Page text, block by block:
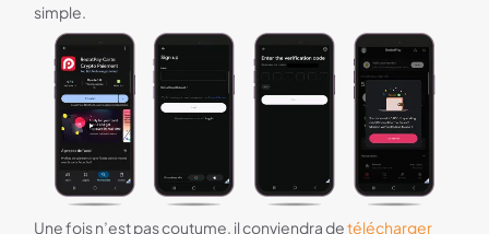
simple.
Une fois n’est pas coutume, il conviendra detélécharger